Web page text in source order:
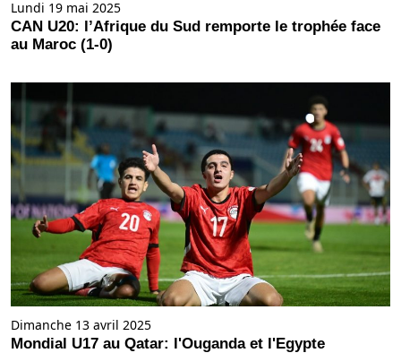
Lundi 19 mai 2025
CAN U20: l’Afrique du Sud remporte le trophée face
au Maroc (1-0)
Dimanche 13 avril 2025
Mondial U17 au Qatar: l'Ouganda et l'Egypte